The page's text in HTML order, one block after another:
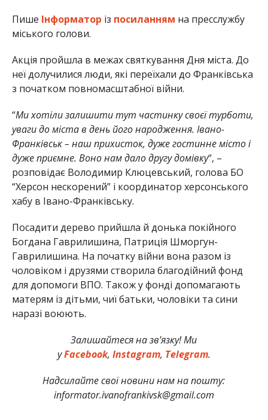
Пише Інформатор із посиланням на пресслужбу
міського голови.
Акція пройшла в межах святкування Дня міста. До
неї долучилися люди, які переїхали до Франківська
з початком повномасштабної війни.
“Ми хотіли залишити тут частинку своєї турботи,
уваги до міста в день його народження. Івано-
Франківськ – наш прихисток, дуже гостинне місто і
дуже приємне. Воно нам дало другу домівку“, –
розповідає Володимир Клюцевський, голова БО
“Херсон нескорений” і координатор херсонського
хабу в Івано-Франківську.
Посадити дерево прийшла й донька покійного
Богдана Гаврилишина, Патриція Шморгун-
Гаврилишина. На початку війни вона разом із
чоловіком і друзями створила благодійний фонд
для допомоги ВПО. Також у фонді допомагають
матерям із дітьми, чиї батьки, чоловіки та сини
наразі воюють.
Залишайтеся на зв’язку! Ми
уFacebook, Instagram, Telegram.
Надсилайте свої новини нам на пошту:
informator.ivanofrankivsk@gmail.com